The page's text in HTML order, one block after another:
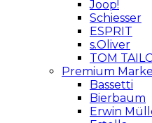
Joop!
Schiesser
ESPRIT
s.Oliver
TOM
Premium
Bassetti
Bierbaum
Erwin